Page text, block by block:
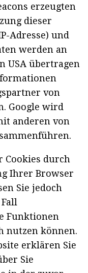
erzeugten
dieser
Adresse) und
werden an
USA übertragen
von
Google wird
anderen von
Cookies durch
Ihrer Browser
Sie jedoch
Funktionen
nutzen können.
erklären Sie
Sie